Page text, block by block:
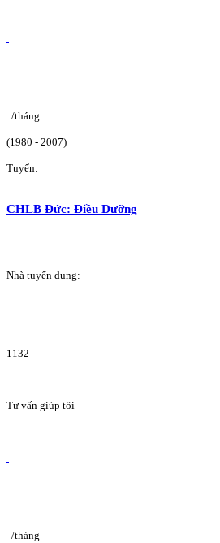
/tháng
(1980 - 2007)
Tuyển:
CHLB Đức: Điều Dưỡng
Nhà tuyển dụng:
1132
Tư vấn giúp tôi
/tháng